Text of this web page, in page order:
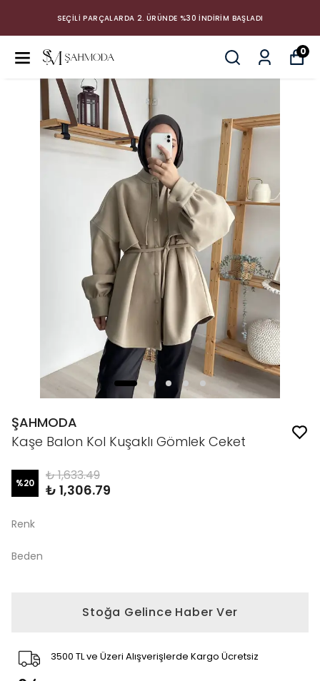
SEÇİLİ PARÇALARDA 2. ÜRÜNDE %30 İNDİRİM BAŞLADI
0
ŞAHMODA
Kaşe Balon Kol Kuşaklı Gömlek Ceket
%20 ₺ 1,633.49
₺ 1,306.79
Renk
Beden
Stoğa Gelince Haber Ver
3500 TL ve Üzeri Alışverişlerde Kargo Ücretsiz